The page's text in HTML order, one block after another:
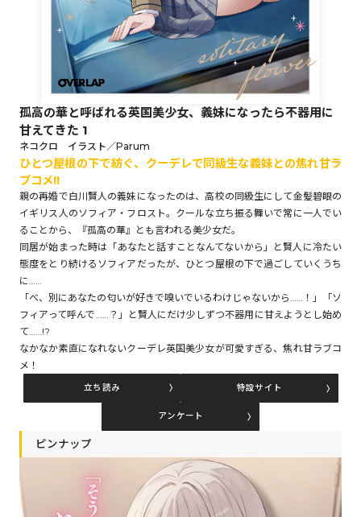
コミックガルド
コミックパルフェ
コミックエッセイ
閉じる
孤高の華と呼ばれる英国美少女、義妹になったら不器用に
甘えてきた 1
ネコクロ イラスト／Parum
ひとつ屋根の下で紡ぐ、クーデレで同級生な義妹との焦れ甘ラ
ブコメ!!
親の再婚で白川賢人の義妹になったのは、高校の同級生にして金髪碧眼の
イギリス人のソフィア・フロスト。クールな立ち振る舞いで常に一人でい
ることから、『孤高の華』とも言われる美少女だ。
同居が始まった時は「あなたと話すことなんてないから」と賢人に冷たい
態度をとり続けるソフィアだったが、ひとつ屋根の下で過ごしていくうち
に……
「べ、別にあなたの匂いが好きで嗅いでいるわけじゃないから……！」「ソ
フィアって呼んで……？」と賢人にだけ少しずつ不器用に甘えようとし始め
て……!?
なかなか素直になれないクーデレ英国美少女が可愛すぎる、焦れ甘ラブコ
メ！
立ち読み 特設サイト
アンケート
ピンナップ